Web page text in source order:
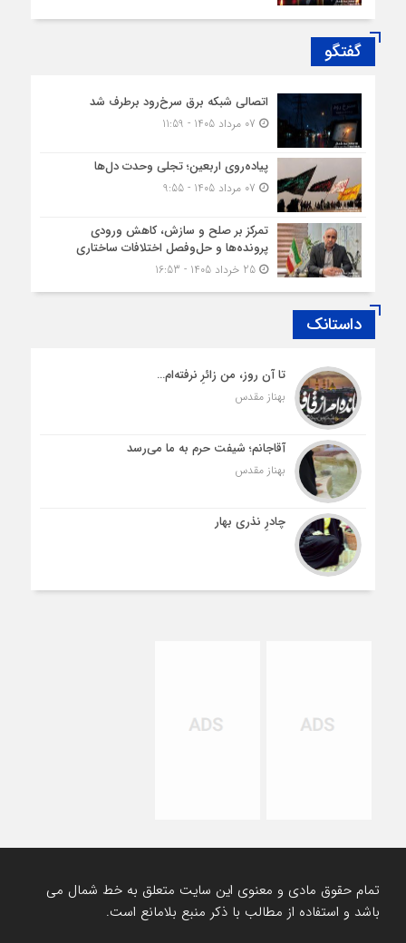
گفتگو
اتصالی شبکه برق سرخ‌رود برطرف شد
پیاده‌روی اربعین؛ تجلی وحدت دل‌ها
تمرکز بر صلح و سازش، کاهش ورودی
پرونده‌ها و حل‌وفصل اختلافات ساختاری
25 خرداد 1405 - 16:53
داستانک
تا آن روز، من زائرِ نرفته‌ام…
بهناز مقدس
آقاجانم؛ شیفت حرم به ما می‌رسد
بهناز مقدس
چادرِ نذری بهار
تمام حقوق مادی و معنوی این سایت متعلق به خط شمال می
باشد و استفاده از مطالب با ذکر منبع بلامانع است.